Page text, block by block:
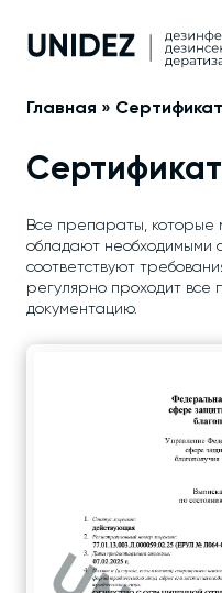
Главная »
Все препараты, которые
обладают необходимыми
соответствуют
регулярно проходит все
документацию.